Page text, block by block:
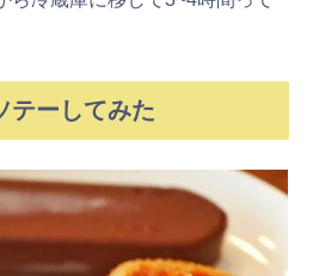
テーしてみた